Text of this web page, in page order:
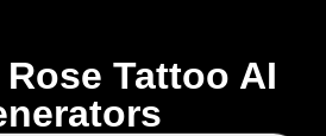
Tattoo AI